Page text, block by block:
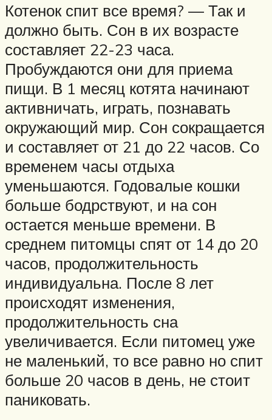
Котенок спит все время? — Так и
должно быть. Сон в их возрасте
составляет 22-23 часа.
Пробуждаются они для приема
пищи. В 1 месяц котята начинают
активничать, играть, познавать
окружающий мир. Сон сокращается
и составляет от 21 до 22 часов. Со
временем часы отдыха
уменьшаются. Годовалые кошки
больше бодрствуют, и на сон
остается меньше времени. В
среднем питомцы спят от 14 до 20
часов, продолжительность
индивидуальна. После 8 лет
происходят изменения,
продолжительность сна
увеличивается. Если питомец уже
не маленький, то все равно но спит
больше 20 часов в день, не стоит
паниковать.